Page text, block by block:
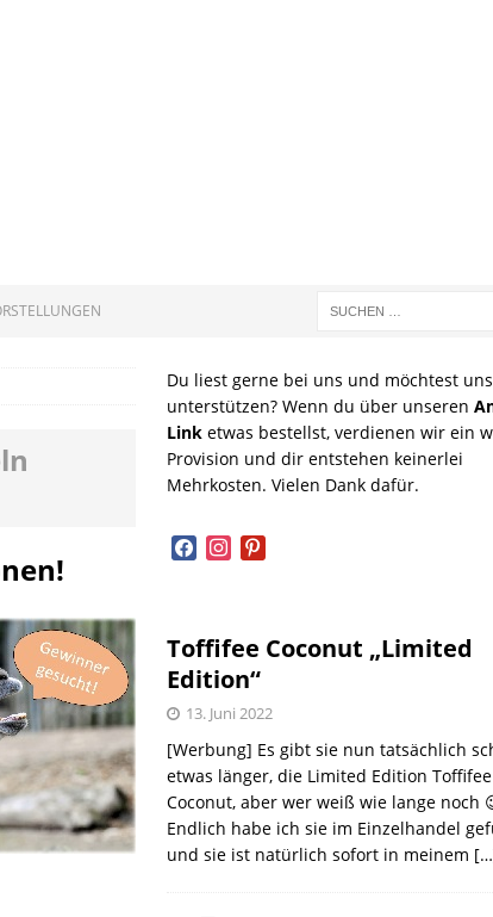
Trendhim
dem
Crunch
Du liest gerne bei uns und möchtest uns
unterstützen? Wenn du über unseren
Linketwas bestellst, verdienen wir ein
Provision und dir entstehen keinerlei
Mehrkosten. Vielen Dank dafür.
facebookinstagram
pinterest
Toffifee Coconut „Limited
Edition“
13. Juni 2022
[Werbung] Es gibt sie nun tatsächlich
etwas länger, die Limited Edition Toffifee
Coconut, aber wer weiß wie lange noch
Endlich habe ich sie im Einzelhandel
und sie ist natürlich sofort in meinem